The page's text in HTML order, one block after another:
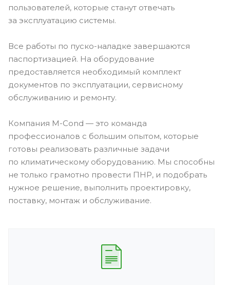
пользователей, которые станут отвечать
за эксплуатацию системы.
Все работы по пуско-наладке завершаются
паспортизацией. На оборудование
предоставляется необходимый комплект
документов по эксплуатации, сервисному
обслуживанию и ремонту.
Компания M-Cond — это команда
профессионалов с большим опытом, которые
готовы реализовать различные задачи
по климатическому оборудованию. Мы способны
не только грамотно провести ПНР, и подобрать
нужное решение, выполнить проектировку,
поставку, монтаж и обслуживание.